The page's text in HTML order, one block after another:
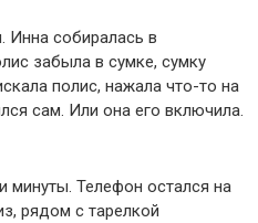
Инна собиралась в
забыла в сумке, сумку
полис, нажала что-то на
сам. Или она его включила.
минуты. Телефон остался на
рядом с тарелкой